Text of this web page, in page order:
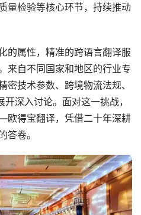
量检验等核心环节，持续推动
属性，精准的跨语言翻译服
来自不同国家和地区的行业专
密技术参数、跨境物流法规、
深入讨论。面对这一挑战，
欧得宝翻译，凭借二十年深耕
答卷。